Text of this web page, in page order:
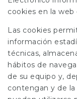
cookies en la web
Las cookies
información
técnicas,
hábitos de
de su equipo y,
contengan y de